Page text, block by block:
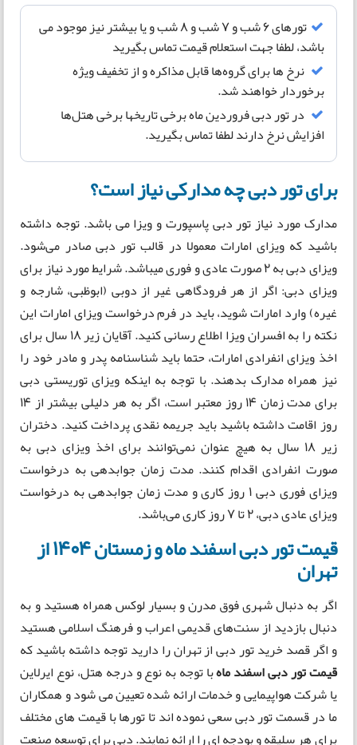
تورهای 6 شب و 7 شب و 8 شب و یا بیشتر نیز موجود می
باشد، لطفا جهت استعلام قیمت تماس بگیرید
نرخ ها برای گروه‌ها قابل مذاکره و از تخفیف ویژه
برخوردار خواهند شد.
در تور دبی فروردین ماه برخی تاریخها برخی هتل‌ها
افزایش نرخ دارند لطفا تماس بگیرید.
برای تور دبی چه مدارکی نیاز است؟
مدارک مورد نیاز تور دبی پاسپورت و ویزا می باشد. توجه داشته
باشید که ویزای امارات معمولا در قالب تور دبی صادر می‌شود.
ویزای دبی به ۲ صورت عادی و فوری میباشد. شرایط مورد نیاز برای
ویزای دبی: اگر از هر فرودگاهی غیر از دوبی (ابوظبی، شارجه و
غیره) وارد امارات شوید، باید در فرم درخواست ویزای امارات این
نکته را به افسران ویزا اطلاع رسانی کنید. آقایان زیر ۱۸ سال برای
اخذ ویزای انفرادی امارات، حتما باید شناسنامه پدر و مادر خود را
نیز همراه مدارک بدهند. با توجه به اینکه ویزای توریستی دبی
برای مدت زمان ۱۴ روز معتبر است، اگر به هر دلیلی بیشتر از ۱۴
روز اقامت داشته باشید باید جریمه نقدی پرداخت کنید. دختران
زیر ۱۸ سال به هیچ عنوان نمی‌توانند برای اخذ ویزای دبی به
صورت انفرادی اقدام کنند. مدت زمان جوابدهی به درخواست
ویزای فوری دبی 1 روز کاری و مدت زمان جوابدهی به درخواست
ویزای عادی دبی، 2 تا 7 روز کاری می‌باشد.
قیمت تور دبی اسفند ماه و زمستان 1404 از
تهران
اگر به دنبال شهری فوق مدرن و بسیار لوکس همراه هستید و به
دنبال بازدید از سنت‌های قدیمی اعراب و فرهنگ اسلامی هستید
و اگر قصد خرید تور دبی از تهران را دارید توجه داشته باشید که
قیمت تور دبی اسفند ماهبا توجه به نوع و درجه هتل، نوع ایرلاین
یا شرکت هواپیمایی و خدمات ارائه شده تعیین می شود و همکاران
ما در قسمت تور دبی سعی نموده اند تا تورها با قیمت های مختلف
برای هر سلیقه و بودجه ای را ارائه نمایند. دبی برای توسعه صنعت